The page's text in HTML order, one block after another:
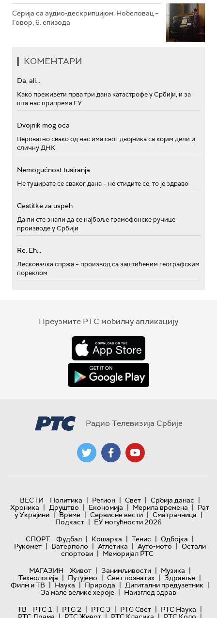
Серија са аудио-дескрипцијом: Нобеловац –
Говор, 6. епизода
КОМЕНТАРИ
Da, ali...
Како преживети прва три дана катастрофе у Србији, и за
шта нас припрема ЕУ
Dvojnik mog oca
Вероватно свако од нас има свог двојника са којим дели и
сличну ДНК
Nemogućnost tusiranja
Не туширате се сваког дана – не стидите се, то је здраво
Cestitke za uspeh
Да ли сте знали да се најбоље грамофонске ручице
производе у Србији
Re: Eh...
Лесковачка спржа – производ са заштићеним географским
пореклом
Преузмите РТС мобилну апликацију
Радио Телевизија Србије
ВЕСТИ Политика | Регион | Свет | Србија данас |
Хроника | Друштво | Економија | Мерила времена | Рат
у Украјини | Време | Сервисне вести | Сматрачница |
Подкаст | ЕУ могућности 2026
СПОРТ
Фудбал | Кошарка | Тенис | Одбојка |
Рукомет | Ватерполо | Атлетика | Ауто-мото | Остали
спортови | Меморијал РТС
МАГАЗИН
Живот | Занимљивости | Музика |
Технологијa | Путујемо | Свет познатих | Здравље |
Филм и ТВ | Наука | Природа | Дигитални предузетник |
За мале велике хероје | Наизглед здрав
ТВ
РТС 1 | РТС 2 | РТС 3 | РТС Свет | РТС Наука |